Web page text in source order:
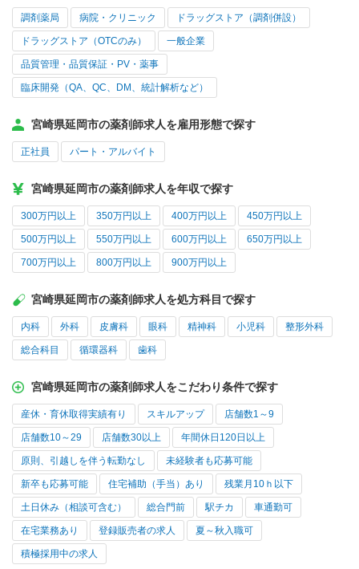
調剤薬局 病院・クリニック ドラッグストア（調剤併設）
ドラッグストア（OTCのみ） 一般企業
品質管理・品質保証・PV・薬事
臨床開発（QA、QC、DM、統計解析など）
宮崎県延岡市の薬剤師求人を雇用形態で探す
正社員 パート・アルバイト
宮崎県延岡市の薬剤師求人を年収で探す
300万円以上 350万円以上 400万円以上 450万円以上
500万円以上 550万円以上 600万円以上 650万円以上
700万円以上 800万円以上 900万円以上
宮崎県延岡市の薬剤師求人を処方科目で探す
内科 外科 皮膚科 眼科 精神科 小児科 整形外科
総合科目 循環器科 歯科
宮崎県延岡市の薬剤師求人をこだわり条件で探す
産休・育休取得実績有り スキルアップ 店舗数1～9
店舗数10～29 店舗数30以上 年間休日120日以上
原則、引越しを伴う転勤なし 未経験者も応募可能
新卒も応募可能 住宅補助（手当）あり 残業月10ｈ以下
土日休み（相談可含む） 総合門前 駅チカ 車通勤可
在宅業務あり 登録販売者の求人 夏～秋入職可
積極採用中の求人